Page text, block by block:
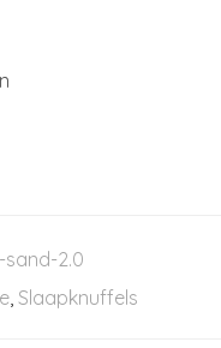
sand-2.0
, Slaapknuffels